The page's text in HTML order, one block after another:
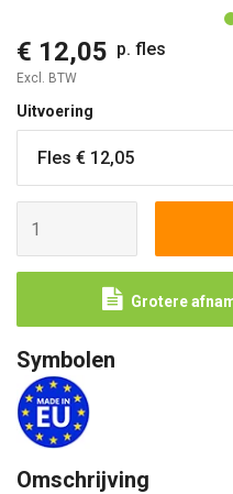
€ 12,05 p. fles
Excl. BTW
Uitvoering
Grotere
Symbolen
Omschrijving